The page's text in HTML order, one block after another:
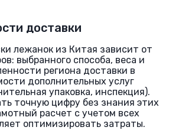
доставки
лежанок из Китая зависит от
выбранного способа, веса и
региона доставки в
дополнительных услуг
упаковка, инспекция).
точную цифру без знания этих
расчет с учетом всех
оптимизировать затраты.